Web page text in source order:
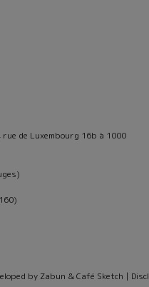
de Luxembourg 16b à 1000
by Zabun &Café Sketch |